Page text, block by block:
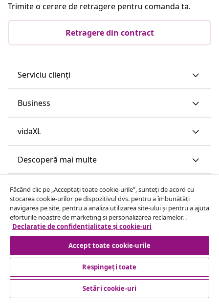
Trimite o cerere de retragere pentru comanda ta.
Retragere din contract
Serviciu clienți
Business
vidaXL
Descoperă mai multe
Făcând clic pe „Acceptați toate cookie-urile”, sunteți de acord cu
stocarea cookie-urilor pe dispozitivul dvs. pentru a îmbunătăți
navigarea pe site, pentru a analiza utilizarea site-ului și pentru a ajuta
eforturile noastre de marketing si personalizarea reclamelor. .
Declarație de confidențialitate și cookie-uri
Accept toate cookie-urile
Respingeți toate
Setări cookie-uri